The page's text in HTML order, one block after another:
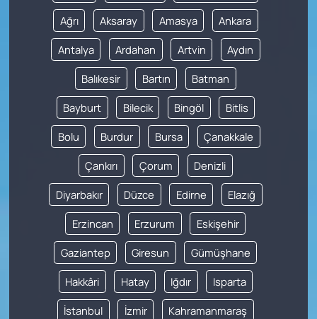
Ağrı Aksaray Amasya Ankara
Antalya Ardahan Artvin Aydın
Balıkesir Bartın Batman
Bayburt Bilecik Bingöl Bitlis
Bolu Burdur Bursa Çanakkale
Çankırı Çorum Denizli
Diyarbakır Düzce Edirne Elazığ
Erzincan Erzurum Eskişehir
Gaziantep Giresun Gümüşhane
Hakkâri Hatay Iğdır Isparta
İstanbul İzmir Kahramanmaraş